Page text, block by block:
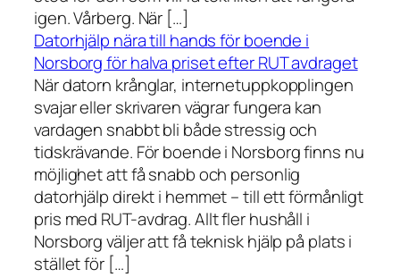
igen. Vårberg. När […]
Datorhjälp nära till hands för boende i
Norsborg för halva priset efter RUT avdraget
När datorn krånglar, internetuppkopplingen
svajar eller skrivaren vägrar fungera kan
vardagen snabbt bli både stressig och
tidskrävande. För boende i Norsborg finns nu
möjlighet att få snabb och personlig
datorhjälp direkt i hemmet – till ett förmånligt
pris med RUT-avdrag. Allt fler hushåll i
Norsborg väljer att få teknisk hjälp på plats i
stället för […]